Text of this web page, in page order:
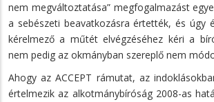
nem megváltoztatása” megfogalmazást
a sebészeti beavatkozásra értették, és úgy
kérelmező a műtét elvégzéséhez kéri a
nem pedig az okmányban szereplő nem
Ahogy az ACCEPT rámutat, az
értelmezik az alkotmánybíróság 2008-as